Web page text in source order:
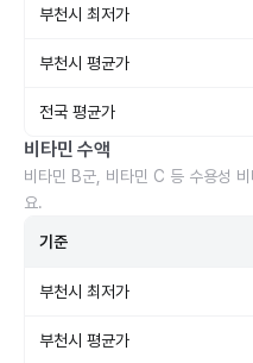
부천시 최저가
부천시 평균가
전국 평균가
비타민 수액
비타민 B군, 비타민 C 등 수용성
요.
기준
부천시 최저가
부천시 평균가